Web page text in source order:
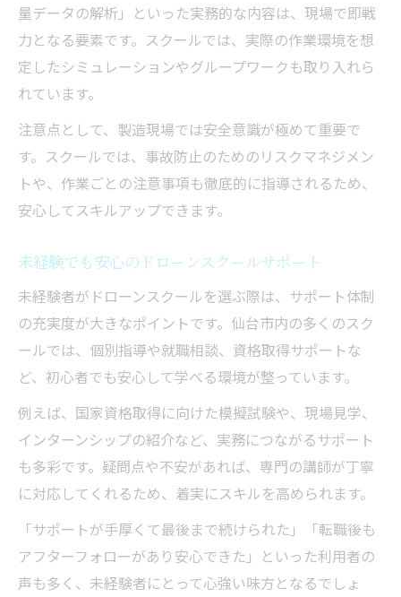
量データの解析」といった実務的な内容は、現場で即戦
力となる要素です。スクールでは、実際の作業環境を想
定したシミュレーションやグループワークも取り入れら
れています。
注意点として、製造現場では安全意識が極めて重要で
す。スクールでは、事故防止のためのリスクマネジメン
トや、作業ごとの注意事項も徹底的に指導されるため、
安心してスキルアップできます。
未経験でも安心のドローンスクールサポート
未経験者がドローンスクールを選ぶ際は、サポート体制
の充実度が大きなポイントです。仙台市内の多くのスク
ールでは、個別指導や就職相談、資格取得サポートな
ど、初心者でも安心して学べる環境が整っています。
例えば、国家資格取得に向けた模擬試験や、現場見学、
インターンシップの紹介など、実務につながるサポート
も多彩です。疑問点や不安があれば、専門の講師が丁寧
に対応してくれるため、着実にスキルを高められます。
「サポートが手厚くて最後まで続けられた」「転職後も
アフターフォローがあり安心できた」といった利用者の
声も多く、未経験者にとって心強い味方となるでしょ